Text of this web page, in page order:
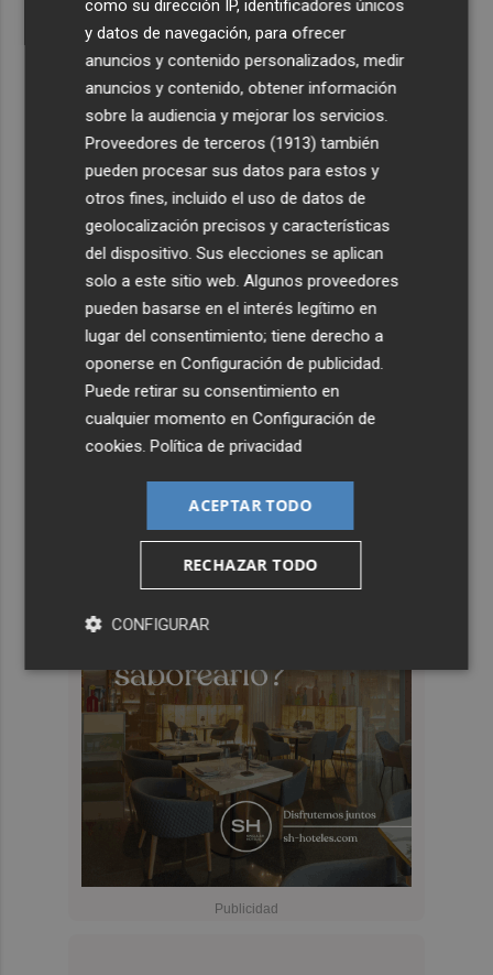
como su dirección IP, identificadores únicos
y datos de navegación, para ofrecer
anuncios y contenido personalizados, medir
anuncios y contenido, obtener información
sobre la audiencia y mejorar los servicios.
Proveedores de terceros (1913) también
pueden procesar sus datos para estos y
otros fines, incluido el uso de datos de
geolocalización precisos y características
del dispositivo. Sus elecciones se aplican
solo a este sitio web. Algunos proveedores
pueden basarse en el interés legítimo en
lugar del consentimiento; tiene derecho a
oponerse enConfiguración de publicidad
Puede retirar su consentimiento en
cualquier momento enConfiguración de
cookies .Política de privacidad
ACEPTAR TODO
RECHAZAR TODO
CONFIGURAR